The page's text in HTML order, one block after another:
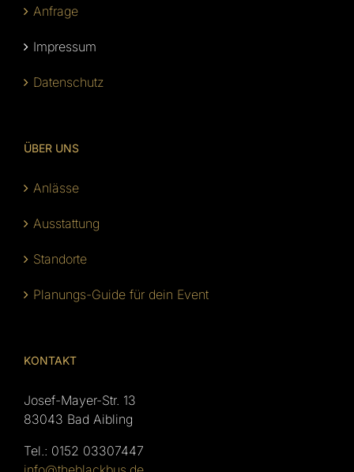
Anfrage
Impressum
Datenschutz
ÜBER UNS
Anlässe
Ausstattung
Standorte
Planungs-Guide für dein Event
KONTAKT
Josef-Mayer-Str. 13
83043 Bad Aibling
Tel.: 0152 03307447